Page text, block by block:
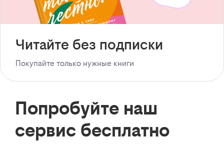
Читайте без подписки
Покупайте только нужные книги
Попробуйте наш
сервис бесплатно